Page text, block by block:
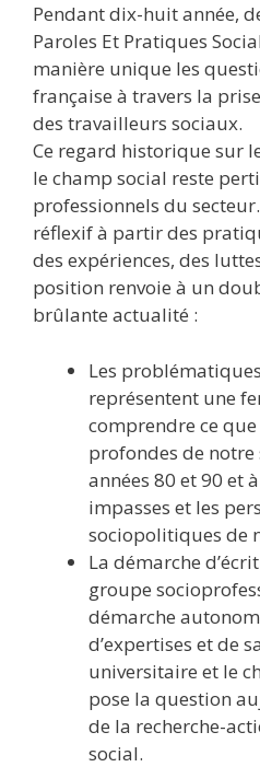
Pendant dix-huit année,
Paroles Et Pratiques
manière unique les
française à travers la
des travailleurs sociaux.
Ce regard historique sur
le champ social reste
professionnels du
réflexif à partir des
des expériences, des
position renvoie à un
brûlante actualité :
Les
représentent une
comprendre ce
profondes de notre
années 80 et 90 et
impasses et les
sociopolitiques de
La démarche
groupe
démarche
d’expertises et de
universitaire et le
pose la question
de la recherche-
social.